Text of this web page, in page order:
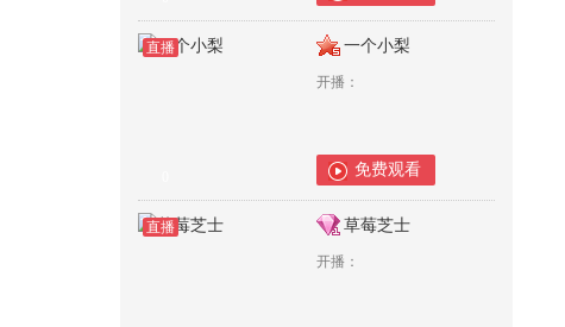
直播 一个小梨
开播：
免费观看
直播 草莓芝士
开播：